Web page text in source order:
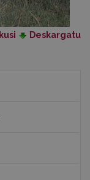
Ikusi Deskargatu